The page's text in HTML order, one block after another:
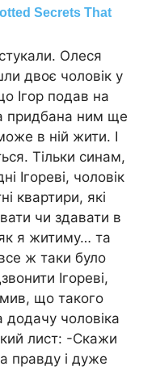
Олеся
двоє чоловік у
Ігор подав на
придбана ним ще
в ній жити. І
Тільки синам,
Ігореві, чоловік
квартири, які
чи здавати в
я житиму… та
ж таки було
Ігореві,
що такого
додачу чоловіка
лист: -Скажи
правду і дуже